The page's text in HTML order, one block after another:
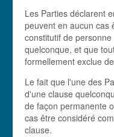
Les Parties déclarent
peuvent en aucun cas
constitutif de
quelconque, et que
formellement exclue
Le fait que l'une des
d'une clause
de façon permanente
cas être considéré
clause.